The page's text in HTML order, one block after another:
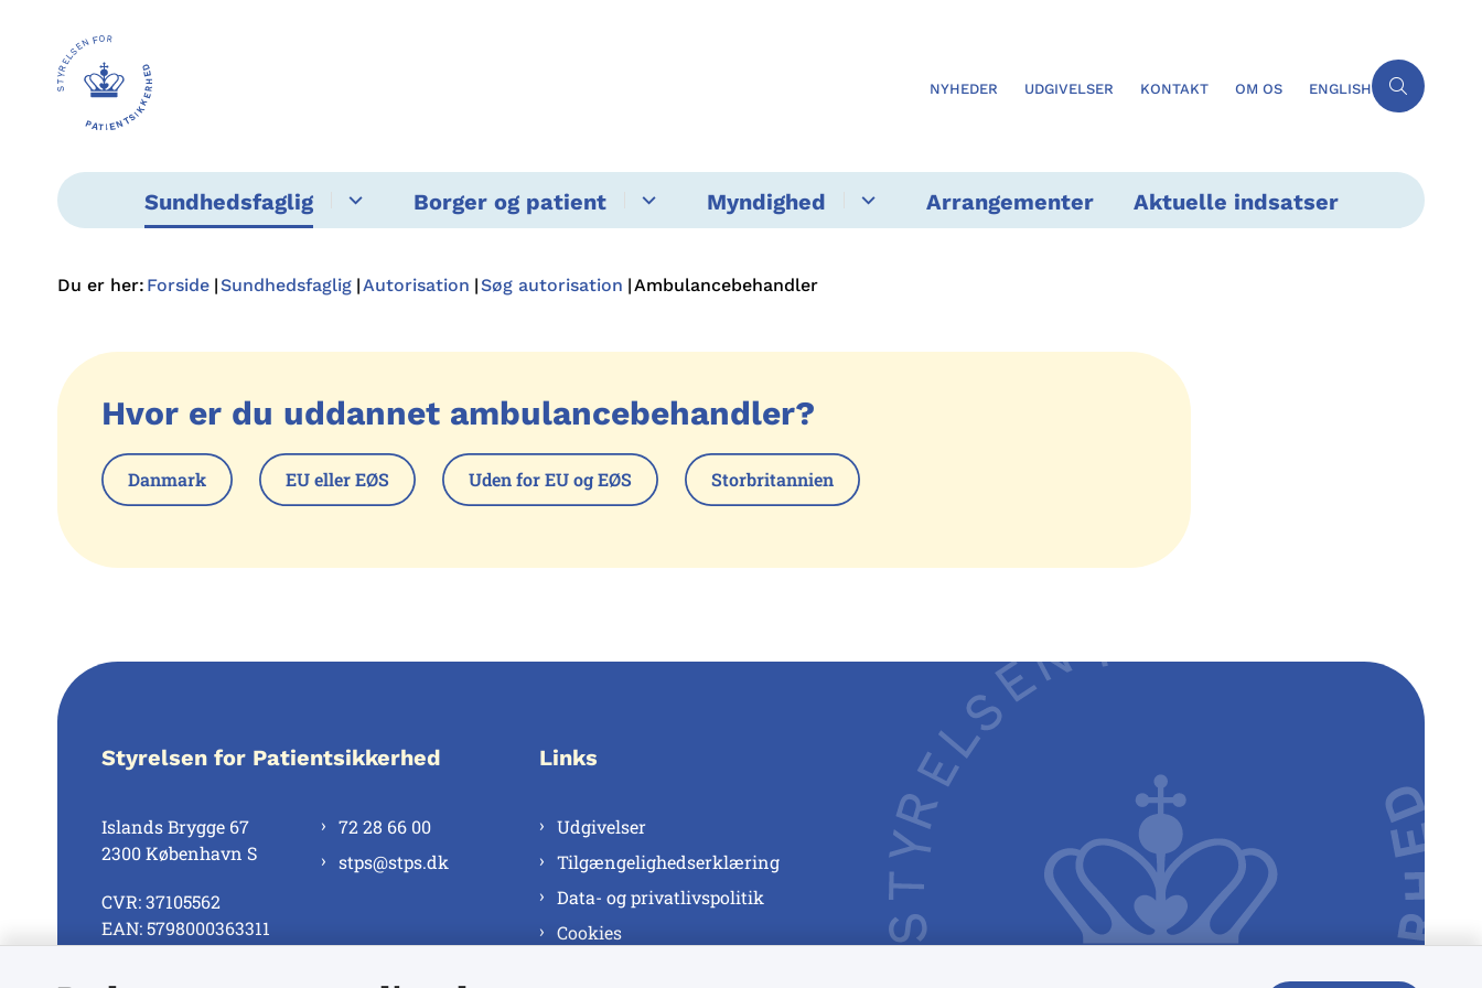
NYHEDER UDGIVELSER KONTAKT OM OS ENGLISH
Sundhedsfaglig Borger og patient Myndighed Arrangementer Aktuelle indsatser
Du er her: Forside Sundhedsfaglig Autorisation Søg autorisation Ambulancebehandler
Hvor er du uddannet ambulancebehandler?
Danmark EU eller EØS Uden for EU og EØS Storbritannien
Styrelsen for Patientsikkerhed
Islands Brygge 67
2300 København S
CVR: 37105562
EAN: 5798000363311
72 28 66 00
stps@stps.dk
Links
Udgivelser
Tilgængelighedserklæring
Data- og privatlivspolitik
Cookies